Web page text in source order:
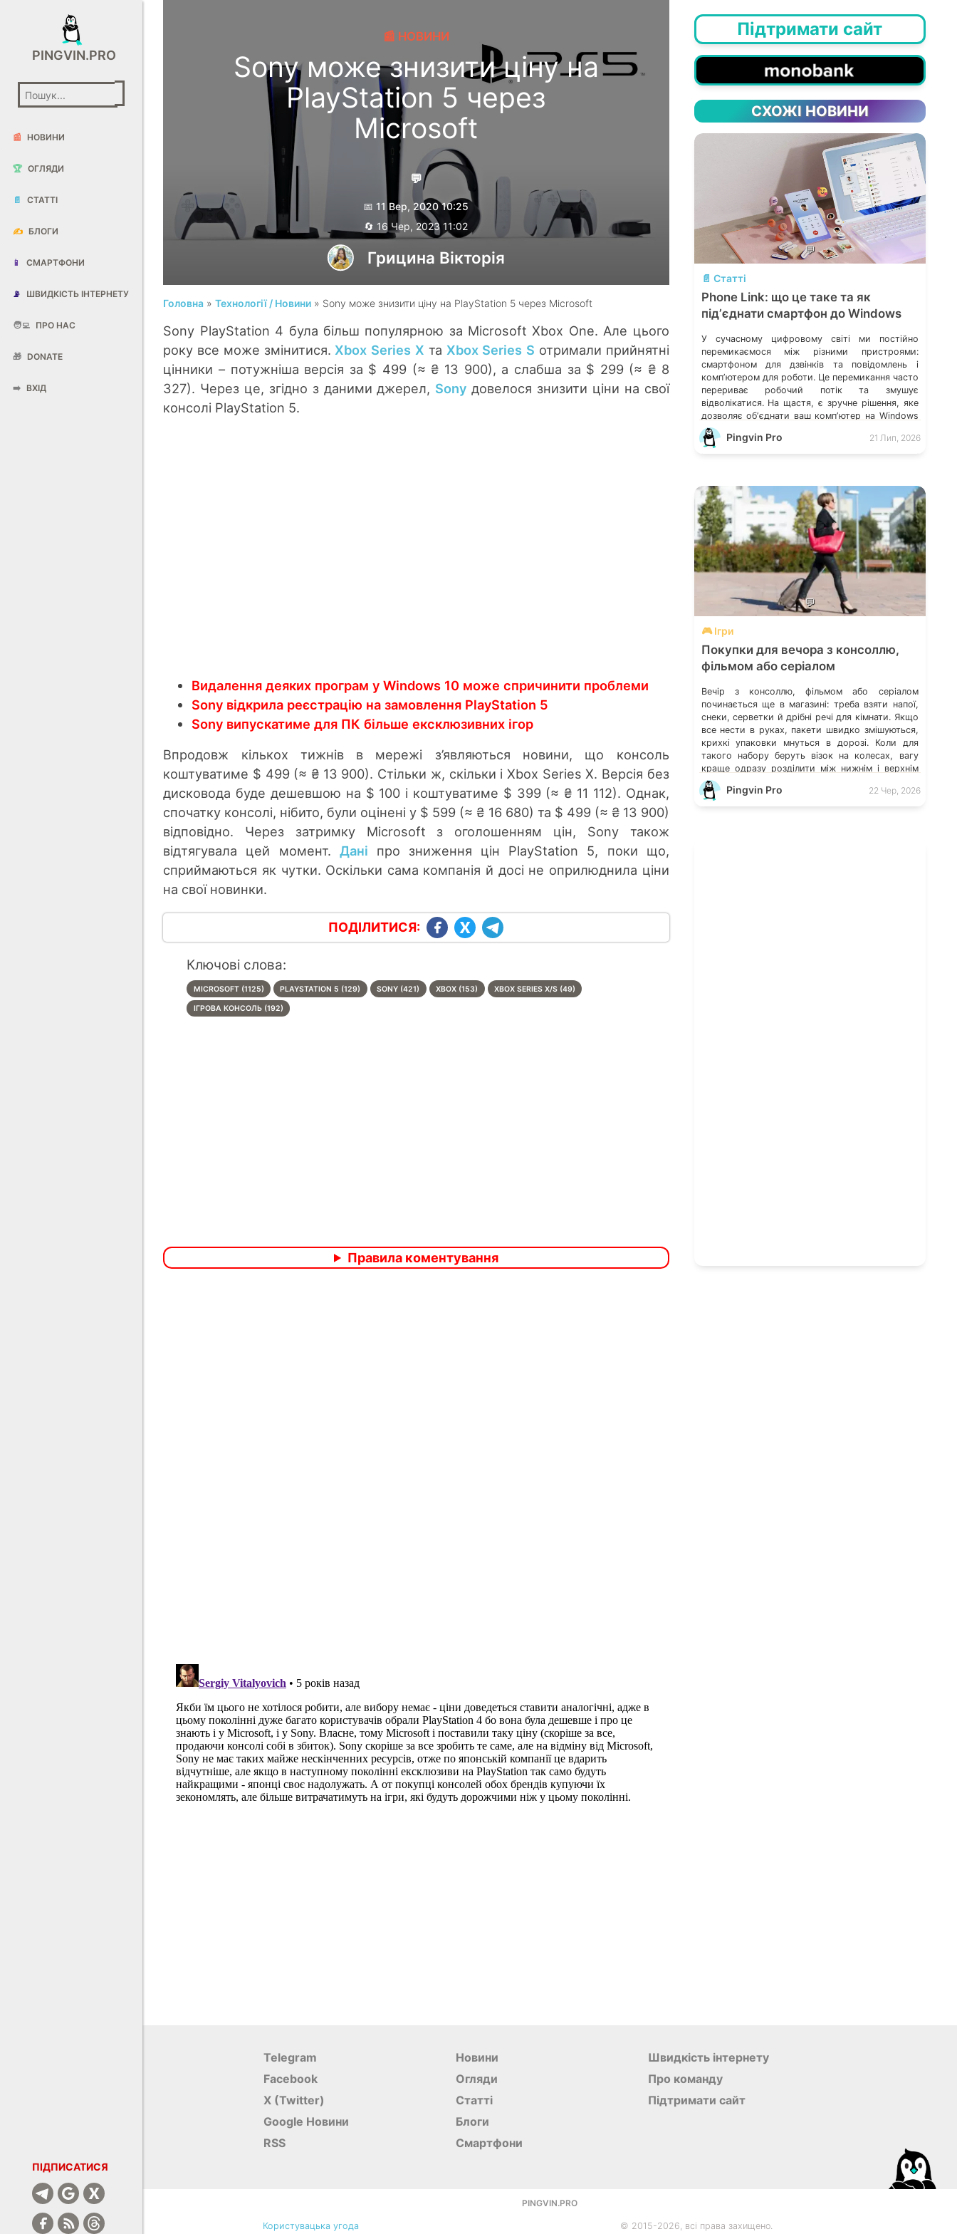
PINGVIN.PRO
📰 НОВИНИ
🏆 ОГЛЯДИ
📄 СТАТТІ
✍️ БЛОГИ
📱 СМАРТФОНИ
📡 ШВИДКІСТЬ ІНТЕРНЕТУ
🧑‍💻 ПРО НАС
🎁 DONATE
➡️ ВХІД
ПІДПИСАТИСЯ
📰 НОВИНИ
Sony може знизити ціну на
PlayStation 5 через
Microsoft
💬
📅 11 Вер, 2020 10:25
🔄 16 Чер, 2023 11:02
Грицина Вікторія
Головна »Технології / Новини » Sony може знизити ціну на PlayStation 5 через Microsoft
Sony PlayStation 4 була більш популярною за Microsoft Xbox One. Але цього
року все може змінитися. Xbox Series X та Xbox Series S отримали прийнятні
цінники – потужніша версія за $ 499 (≈ ₴ 13 900), а слабша за $ 299 (≈ ₴ 8
327). Через це, згідно з даними джерел, Sony довелося знизити ціни на свої
консолі PlayStation 5.
Видалення деяких програм у Windows 10 може спричинити проблеми
Sony відкрила реєстрацію на замовлення PlayStation 5
Sony випускатиме для ПК більше ексклюзивних ігор
Впродовж кількох тижнів в мережі з’являються новини, що консоль
коштуватиме $ 499 (≈ ₴ 13 900). Стільки ж, скільки і Xbox Series X. Версія без
дисковода буде дешевшою на $ 100 і коштуватиме $ 399 (≈ ₴ 11 112). Однак,
спочатку консолі, нібито, були оцінені у $ 599 (≈ ₴ 16 680) та $ 499 (≈ ₴ 13 900)
відповідно. Через затримку Microsoft з оголошенням цін, Sony також
відтягувала цей момент. Дані про зниження цін PlayStation 5, поки що,
сприймаються як чутки. Оскільки сама компанія й досі не оприлюднила ціни
на свої новинки.
ПОДІЛИТИСЯ:
Ключові слова:
MICROSOFT (1125) PLAYSTATION 5 (129) SONY (421) XBOX (153) XBOX SERIES X/S (49)
ІГРОВА КОНСОЛЬ (192)
Правила коментування
Підтримати сайт
СХОЖІ НОВИНИ
💬
📄 Статті
Phone Link: що це таке та як
підʼєднати смартфон до Windows
У сучасному цифровому світі ми постійно
перемикаємося між різними пристроями:
смартфоном для дзвінків та повідомлень і
компʼютером для роботи. Це перемикання часто
перериває робочий потік та змушує
відволікатися. На щастя, є зручне рішення, яке
дозволяє обʼєднати ваш компʼютер на Windows
із мобільним пристроєм, чи то Android, чи iOS.
Йдеться про застосунок Звʼязок зі смартфоном
Pingvin Pro 21 Лип, 2026
💬
🎮 Ігри
Покупки для вечора з консоллю,
фільмом або серіалом
Вечір з консоллю, фільмом або серіалом
починається ще в магазині: треба взяти напої,
снеки, серветки й дрібні речі для кімнати. Якщо
все нести в руках, пакети швидко змішуються,
крихкі упаковки мнуться в дорозі. Коли для
такого набору беруть візок на колесах, вагу
краще одразу розділити між нижнім і верхнім
шарами. Так пляшки не тиснуть на […]
Pingvin Pro 22 Чер, 2026
Telegram
Facebook
X (Twitter)
Google Новини
RSS
Новини
Огляди
Статті
Блоги
Смартфони
Швидкість інтернету
Про команду
Підтримати сайт
PINGVIN.PRO
Користувацька угода © 2015-2026, всі права захищено.